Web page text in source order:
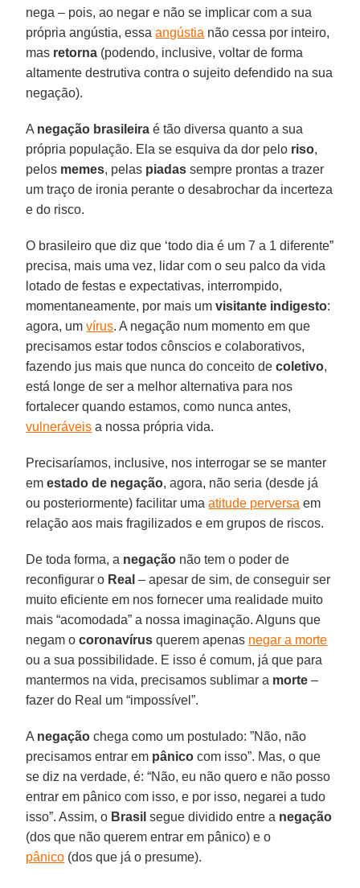
nega – pois, ao negar e não se implicar com a sua
própria angústia, essaangústia não cessa por inteiro,
mas retorna (podendo, inclusive, voltar de forma
altamente destrutiva contra o sujeito defendido na sua
negação).
A negação brasileira é tão diversa quanto a sua
própria população. Ela se esquiva da dor pelo riso,
pelos memes, pelas piadas sempre prontas a trazer
um traço de ironia perante o desabrochar da incerteza
e do risco.
O brasileiro que diz que ‘todo dia é um 7 a 1 diferente”
precisa, mais uma vez, lidar com o seu palco da vida
lotado de festas e expectativas, interrompido,
momentaneamente, por mais umvisitante indigesto:
agora, umvírus. A negação num momento em que
precisamos estar todos cônscios e colaborativos,
fazendo jus mais que nunca do conceito decoletivo,
está longe de ser a melhor alternativa para nos
fortalecer quando estamos, como nunca antes,
vulneráveis a nossa própria vida.
Precisaríamos, inclusive, nos interrogar se se manter
emestado de negação, agora, não seria (desde já
ou posteriormente) facilitar umaatitude perversa em
relação aos mais fragilizados e em grupos de riscos.
De toda forma, a negação não tem o poder de
reconfigurar o Real – apesar de sim, de conseguir ser
muito eficiente em nos fornecer uma realidade muito
mais “acomodada” a nossa imaginação. Alguns que
negam ocoronavírus querem apenas negar a morte
ou a sua possibilidade. E isso é comum, já que para
mantermos na vida, precisamos sublimar a morte –
fazer do Real um “impossível”.
A negação chega como um postulado: ”Não, não
precisamos entrar em pânico com isso”. Mas, o que
se diz na verdade, é: “Não, eu não quero e não posso
entrar em pânico com isso, e por isso, negarei a tudo
isso”. Assim, o Brasil segue dividido entre a negação
(dos que não querem entrar em pânico) e o
pânico (dos que já o presume).